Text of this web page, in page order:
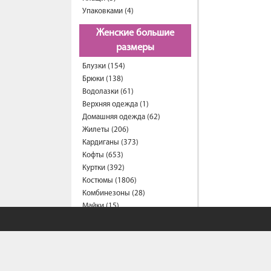
Упаковками (4)
Женские большие
размеры
Блузки (154)
Брюки (138)
Водолазки (61)
Верхняя одежда (1)
Домашняя одежда (62)
Жилеты (206)
Кардиганы (373)
Кофты (653)
Куртки (392)
Костюмы (1806)
Комбинезоны (28)
Майки (15)
Пиджаки (28)